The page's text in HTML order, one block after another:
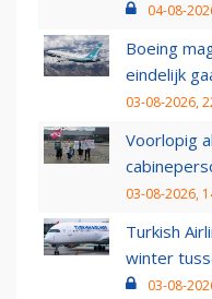
04-08-
Boeing
eindelijk
03-08-2026,
Voorlopig
03-08-2026,
Turkish
winter
03-08-